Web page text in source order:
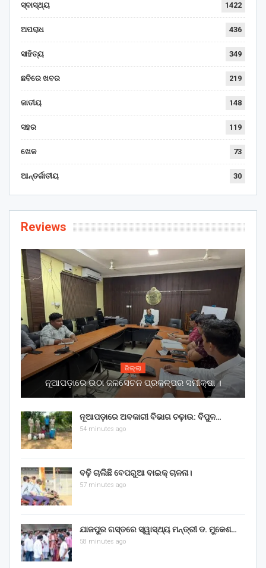
ସ୍ବାସ୍ଥ୍ୟ 1422
ଅପରାଧ 436
ସାହିତ୍ୟ 349
ଛବିରେ ଖବର 219
ଜାତୀୟ 148
ସହର 119
ଖେଳ 73
ଆନ୍ତର୍ଜାତୀୟ 30
Reviews
ଜିଲ୍ଲା
ନୂଆପଡ଼ାରେ ଉଠା ଜଳସେଚନ ପ୍ରକଳ୍ପର ସମୀକ୍ଷା ।
ନୂଆପଡ଼ାରେ ଅବକାରୀ ବିଭାଗ ଚଢ଼ାଉ: ବିପୁଳ…
54 minutes ago
ବଢ଼ି ଚାଲିଛି ବେପରୁଆ ବାଇକ୍ ଚାଳନା।
57 minutes ago
ଯାଜପୁର ଗସ୍ତରେ ସ୍ୱାସ୍ଥ୍ୟ ମନ୍ତ୍ରୀ ଡ. ମୁକେଶ…
58 minutes ago